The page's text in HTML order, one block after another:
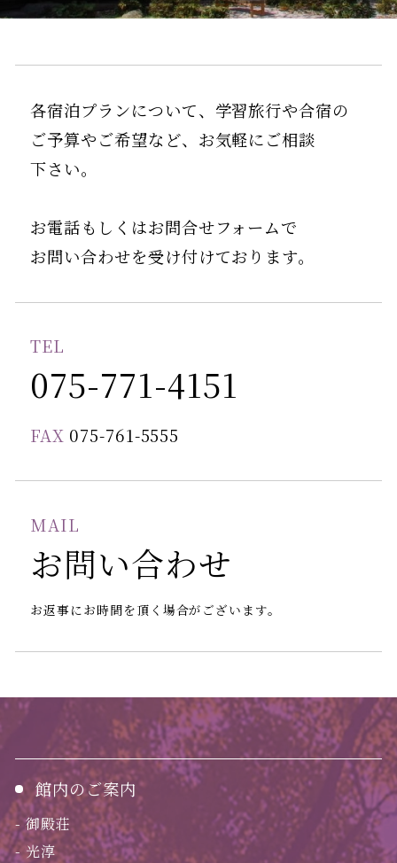
各宿泊プランについて、学習旅行や合宿の
ご予算やご希望など、お気軽にご相談
下さい。
お電話もしくはお問合せフォームで
お問い合わせを受け付けております。
TEL
075-771-4151
FAX 075-761-5555
MAIL
お問い合わせ
お返事にお時間を頂く場合がございます。
館内のご案内
御殿荘
光淳